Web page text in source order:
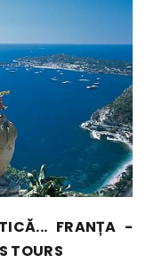
FRANȚA -
TOURS